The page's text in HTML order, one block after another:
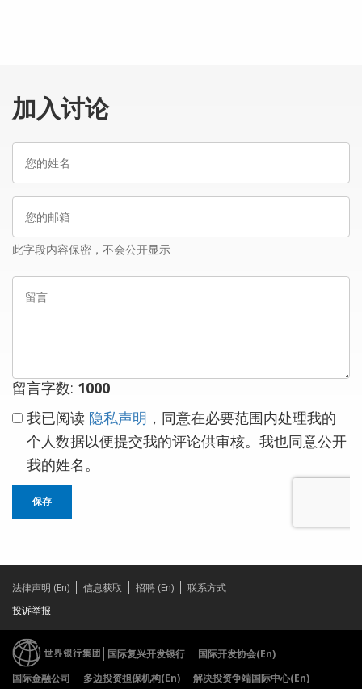
加入讨论
姓
邮
此字段内容保密，不会公开显示
留言字数: 1000
我已阅读 隐私声明 ，同意在必要范围内处理我的
个人数据以便提交我的评论供审核。我也同意公开
我的姓名。
保存
法律声明 (En) 信息获取 招聘 (En)
联系方式
投诉举报
国际复兴开发银行
国际开发协会(En)
国际金融公司
多边投资担保机构(En) 解决投资争端国际中心(En)